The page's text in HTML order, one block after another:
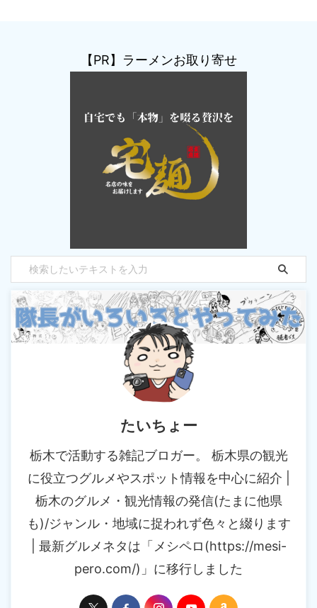
【PR】ラーメンお取り寄せ
たいちょー
栃木で活動する雑記ブロガー。 栃木県の観光
に役立つグルメやスポット情報を中心に紹介 |
栃木のグルメ・観光情報の発信(たまに他県
も)/ジャンル・地域に捉われず色々と綴ります
| 最新グルメネタは「メシペロ(https://mesi-
pero.com/)」に移行しました